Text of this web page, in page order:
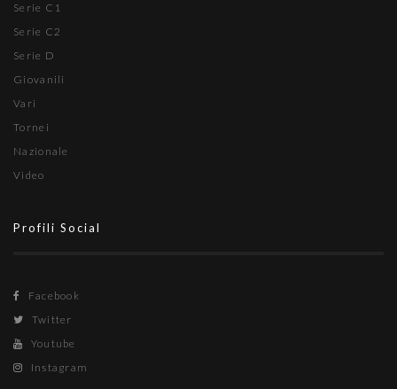
Serie C1
Serie C2
Serie D
Giovanili
Vari
Tornei
Nazionale
Video
Profili Social
Facebook
Twitter
Youtube
Instagram